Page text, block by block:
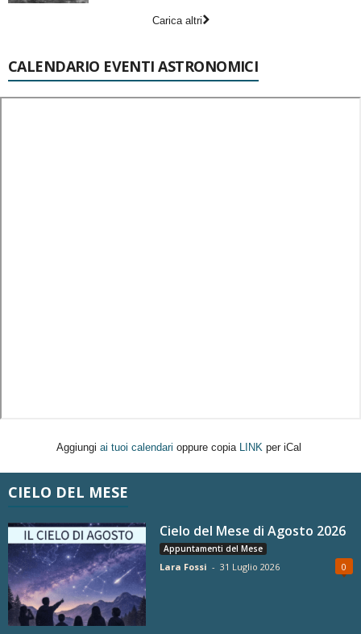
Carica altri
CALENDARIO EVENTI ASTRONOMICI
Aggiungi ai tuoi calendari oppure copia LINK per iCal
CIELO DEL MESE
Cielo del Mese di Agosto 2026
Appuntamenti del Mese
Lara Fossi - 31 Luglio 2026 0